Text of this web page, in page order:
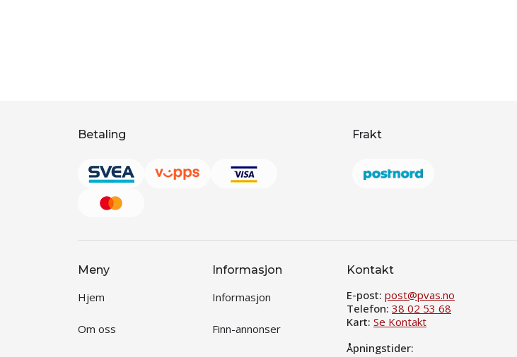
Betaling Frakt
Meny
Hjem
Om oss
Informasjon
Informasjon
Finn-annonser
Kontakt
E-post: post@pvas.no
Telefon: 38 02 53 68
Kart: Se Kontakt
Åpningstider: